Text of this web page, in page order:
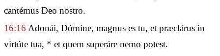
cantémus Deo nostro.
16:16 Adonái, Dómine, magnus es tu, et præclárus in
virtúte tua, * et quem superáre nemo potest.